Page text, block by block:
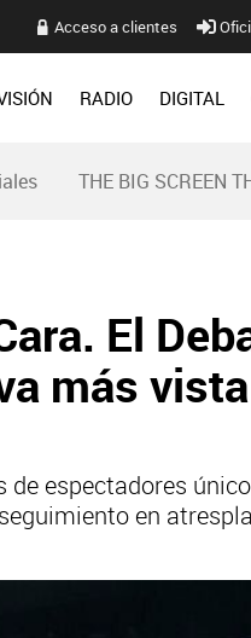
Acceso a clientes
RADIO DIGITAL
THE BIG SCREEN
El
más
espectadores
en